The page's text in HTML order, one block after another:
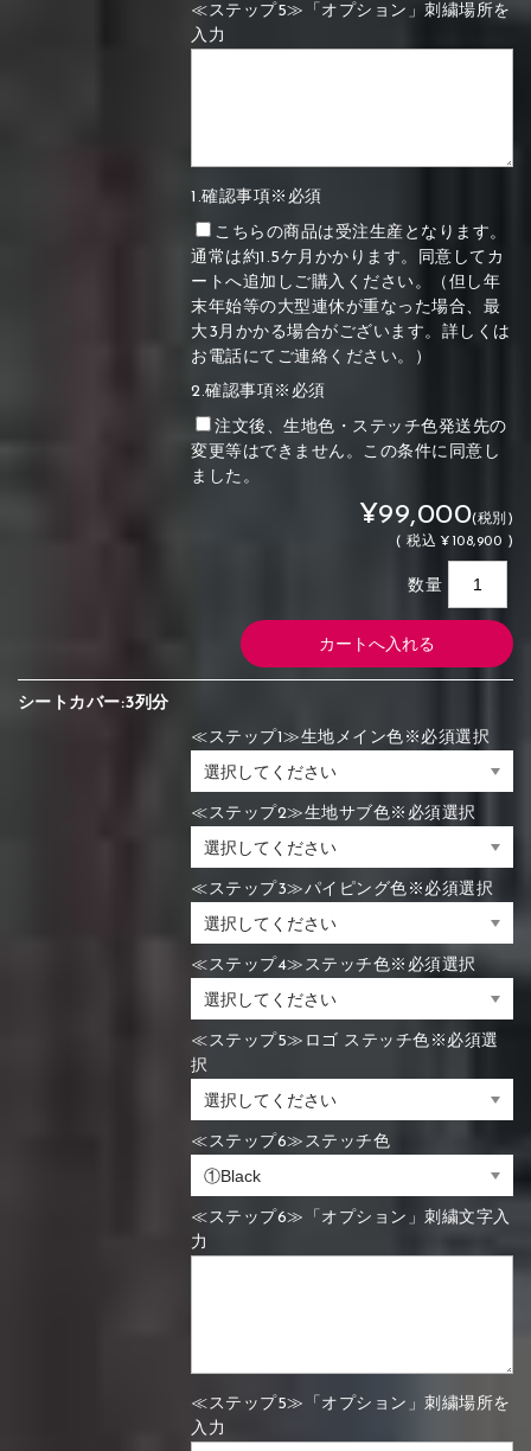
≪ステップ5≫「オプション」刺繍場所を
入力
1.確認事項※必須
こちらの商品は受注生産となります。
通常は約1.5ケ月かかります。同意してカ
ートへ追加しご購入ください。（但し年
末年始等の大型連休が重なった場合、最
大3月かかる場合がございます。詳しくは
お電話にてご連絡ください。）
2.確認事項※必須
注文後、生地色・ステッチ色発送先の
変更等はできません。この条件に同意し
ました。
¥99,000(税別)
(税込 ¥108,900 )
数量
シートカバー:3列分
≪ステップ1≫生地メイン色※必須選択
≪ステップ2≫生地サブ色※必須選択
≪ステップ3≫パイピング色※必須選択
≪ステップ4≫ステッチ色※必須選択
≪ステップ5≫ロゴ ステッチ色※必須選
択
≪ステップ6≫ステッチ色
≪ステップ6≫「オプション」刺繍文字入
力
≪ステップ5≫「オプション」刺繍場所を
入力